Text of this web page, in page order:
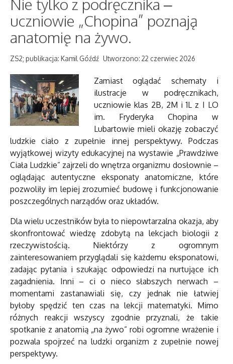
Nie tylko z podręcznika –
uczniowie „Chopina” poznają
anatomię na żywo.
ZS2; publikacja: Kamil Góźdź Utworzono: 22 czerwiec 2026
Zamiast oglądać schematy i
ilustracje w podręcznikach,
uczniowie klas 2B, 2M i 1L z I LO
im. Fryderyka Chopina w
Lubartowie mieli okazję zobaczyć
ludzkie ciało z zupełnie innej perspektywy. Podczas
wyjątkowej wizyty edukacyjnej na wystawie „Prawdziwe
Ciała Ludzkie” zajrzeli do wnętrza organizmu dosłownie –
oglądając autentyczne eksponaty anatomiczne, które
pozwoliły im lepiej zrozumieć budowę i funkcjonowanie
poszczególnych narządów oraz układów.
Dla wielu uczestników była to niepowtarzalna okazja, aby
skonfrontować wiedzę zdobytą na lekcjach biologii z
rzeczywistością. Niektórzy z ogromnym
zainteresowaniem przyglądali się każdemu eksponatowi,
zadając pytania i szukając odpowiedzi na nurtujące ich
zagadnienia. Inni – ci o nieco słabszych nerwach –
momentami zastanawiali się, czy jednak nie łatwiej
byłoby spędzić ten czas na lekcji matematyki. Mimo
różnych reakcji wszyscy zgodnie przyznali, że takie
spotkanie z anatomią „na żywo” robi ogromne wrażenie i
pozwala spojrzeć na ludzki organizm z zupełnie nowej
perspektywy.